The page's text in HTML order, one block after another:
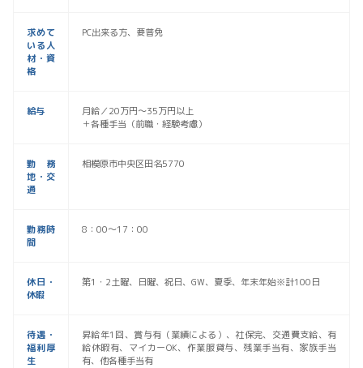
求めて
いる人
材・資
格
PC出来る方、要普免
給与
月給／20万円〜35万円以上
＋各種手当（前職・経験考慮）
勤務
地・交
通
相模原市中央区田名5770
勤務時
間
8：00〜17：00
休日・
休暇
第1・2土曜、日曜、祝日、GW、夏季、年末年始※計100日
待遇・
福利厚
生
昇給年1回、賞与有（業績による）、社保完、交通費支給、有
給休暇有、マイカーOK、作業服貸与、残業手当有、家族手当
有、他各種手当有